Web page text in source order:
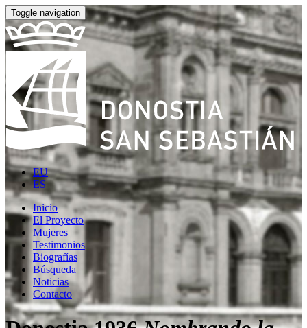
Toggle navigation
EU
ES
Inicio
El Proyecto
Mujeres
Testimonios
Biografías
Búsqueda
Noticias
Contacto